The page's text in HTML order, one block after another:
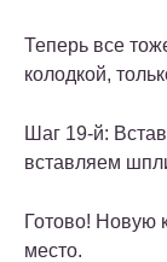
Теперь все
колодкой,
Шаг 19-й:
вставляем
Готово! Новую
место.